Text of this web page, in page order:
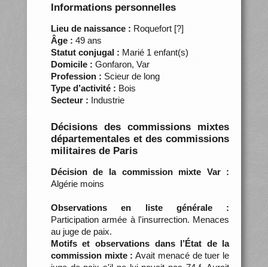
Informations personnelles
Lieu de naissance : Roquefort [?]
Âge : 49 ans
Statut conjugal : Marié 1 enfant(s)
Domicile : Gonfaron, Var
Profession : Scieur de long
Type d’activité : Bois
Secteur : Industrie
Décisions des commissions mixtes
départementales et des commissions
militaires de Paris
Décision de la commission mixte Var :
Algérie moins
Observations en liste générale :
Participation armée à l'insurrection. Menaces
au juge de paix.
Motifs et observations dans l’État de la
commission mixte : Avait menacé de tuer le